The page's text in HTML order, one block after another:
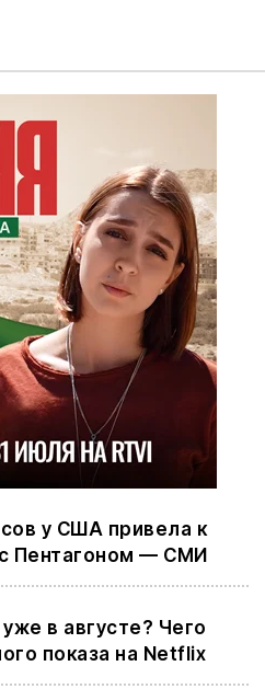
у США привела к
Пентагоном — СМИ
в августе? Чего
показа на Netflix